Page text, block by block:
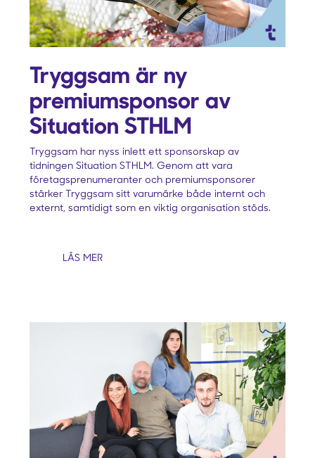
Tryggsam är ny
premiumsponsor av
Situation STHLM
Tryggsam har nyss inlett ett sponsorskap av
tidningen Situation STHLM. Genom att vara
företagsprenumeranter och premiumsponsorer
stärker Tryggsam sitt varumärke både internt och
externt, samtidigt som en viktig organisation stöds.
LÄS MER